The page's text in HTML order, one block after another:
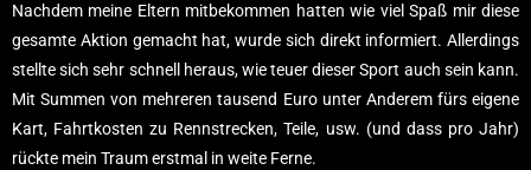
Nachdem meine Eltern mitbekommen hatten wie viel Spaß mir diese
gesamte Aktion gemacht hat, wurde sich direkt informiert. Allerdings
stellte sich sehr schnell heraus, wie teuer dieser Sport auch sein kann.
Mit Summen von mehreren tausend Euro unter Anderem fürs eigene
Kart, Fahrtkosten zu Rennstrecken, Teile, usw. (und dass pro Jahr)
rückte mein Traum erstmal in weite Ferne.